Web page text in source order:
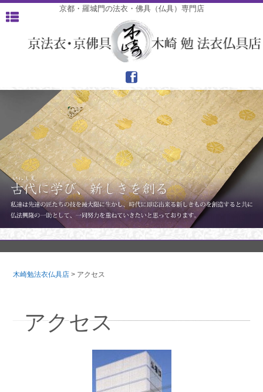
京都・羅城門の法衣・佛具（仏具）専門店
木崎勉法衣仏具店 > アクセス
アクセス